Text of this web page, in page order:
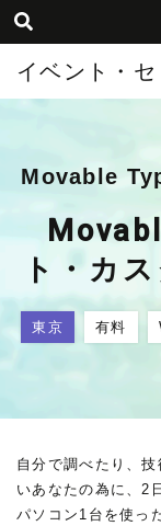
イベント・セ
Movable
ト・カ
東京 有料
自分で調べたり、
いあなたの為に、2
パソコン1台を使っ